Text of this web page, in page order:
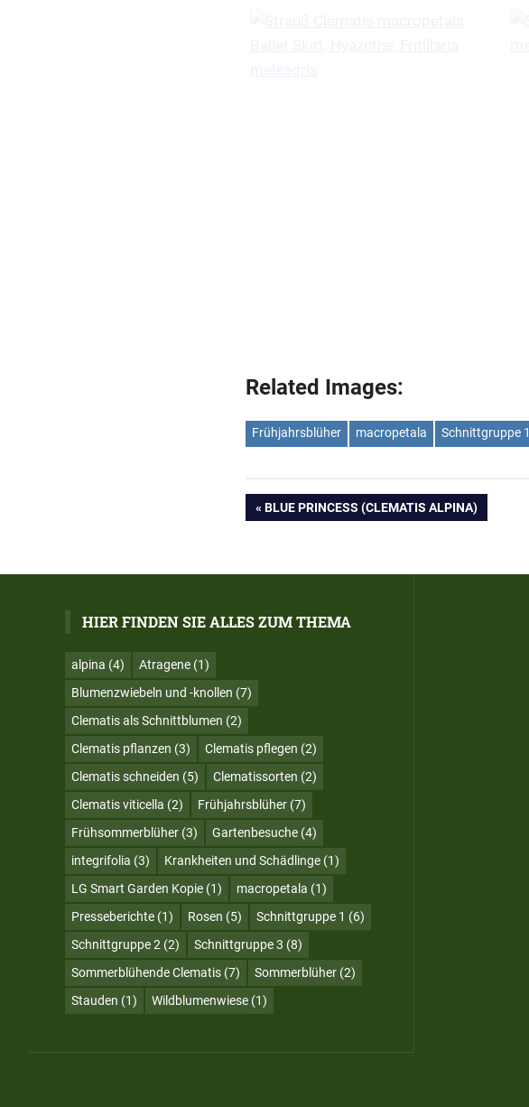
Related Images:
Frühjahrsblüher macropetala Schnittgruppe 1
Beitrags-
VORHERIGER
BLUE PRINCESS (CLEMATIS ALPINA)
HIER FINDEN SIE ALLES ZUM THEMA
alpina (4) Atragene (1)
Blumenzwiebeln und -knollen (7)
Clematis als Schnittblumen (2)
Clematis pflanzen (3) Clematis pflegen (2)
Clematis schneiden (5) Clematissorten (2)
Clematis viticella (2) Frühjahrsblüher (7)
Frühsommerblüher (3) Gartenbesuche (4)
integrifolia (3) Krankheiten und Schädlinge (1)
LG Smart Garden Kopie (1) macropetala (1)
Presseberichte (1) Rosen (5) Schnittgruppe 1 (6)
Schnittgruppe 2 (2) Schnittgruppe 3 (8)
Sommerblühende Clematis (7) Sommerblüher (2)
Stauden (1) Wildblumenwiese (1)